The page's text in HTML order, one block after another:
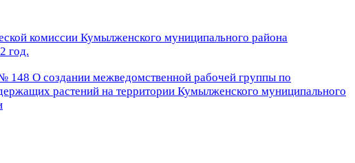
комиссии Кумылженского муниципального района
год.
148 О создании межведомственной рабочей группы по
растений на территории Кумылженского муниципального